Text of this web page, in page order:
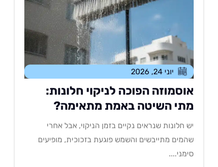
יוני 24, 2026
הפוכה לניקוי חלונות:
השיטה באמת מתאימה?
חלונות שנראים נקיים בזמן הניקוי, אבל אחרי
מתייבשים והשמש פוגעת בזכוכית, מופיעים